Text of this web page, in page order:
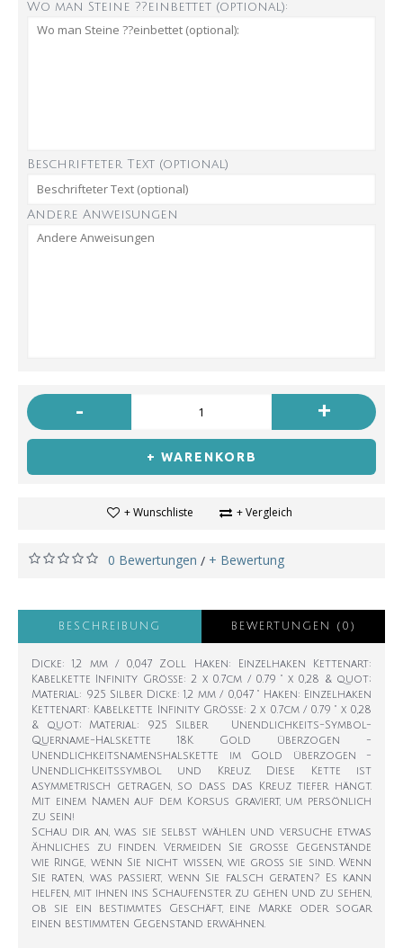
Wo man Steine ??einbettet (optional):
Beschrifteter Text (optional)
Andere Anweisungen
- +
+ WARENKORB
+ Wunschliste + Vergleich
0 Bewertungen / + Bewertung
BESCHREIBUNG BEWERTUNGEN (0)
Dicke: 1,2 mm / 0,047 Zoll Haken: Einzelhaken Kettenart:
Kabelkette Infinity Größe: 2 x 0.7cm / 0.79 " x 0,28 & quot;
Material: 925 Silber Dicke: 1,2 mm / 0,047 " Haken: Einzelhaken
Kettenart: Kabelkette Infinity Größe: 2 x 0.7cm / 0.79 " x 0,28
& quot; Material: 925 Silber Unendlichkeits-Symbol-
Quername-Halskette 18K Gold überzogen -
Unendlichkeitsnamenshalskette im Gold überzogen -
Unendlichkeitssymbol und Kreuz. Diese Kette ist
asymmetrisch getragen, so dass das Kreuz tiefer hängt.
Mit einem Namen auf dem Korsus graviert, um persönlich
zu sein!
Schau dir an, was sie selbst wählen und versuche etwas
Ähnliches zu finden. Vermeiden Sie große Gegenstände
wie Ringe, wenn Sie nicht wissen, wie groß sie sind. Wenn
Sie raten, was passiert, wenn Sie falsch geraten? Es kann
helfen, mit ihnen ins Schaufenster zu gehen und zu sehen,
ob sie ein bestimmtes Geschäft, eine Marke oder sogar
einen bestimmten Gegenstand erwähnen.